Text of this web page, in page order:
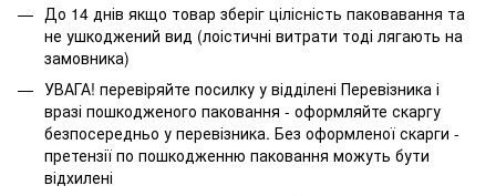
До 14 днів якщо товар зберіг цілісність паковавання та
не ушкоджений вид (лоістичні витрати тоді лягають на
замовника)
УВАГА! перевіряйте посилку у відділені Перевізника і
вразі пошкодженого паковання - оформляйте скаргу
безпосередньо у перевізника. Без оформленої скарги -
претензії по пошкодженню паковання можуть бути
відхилені